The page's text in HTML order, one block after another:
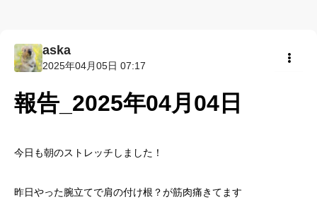
aska
2025年04月05日 07:17
報告_2025年04月04日
今日も朝のストレッチしました！
昨日やった腕立てで肩の付け根？が筋肉痛きてます
ライブレッスン
入会方法
トップ画面ガイド